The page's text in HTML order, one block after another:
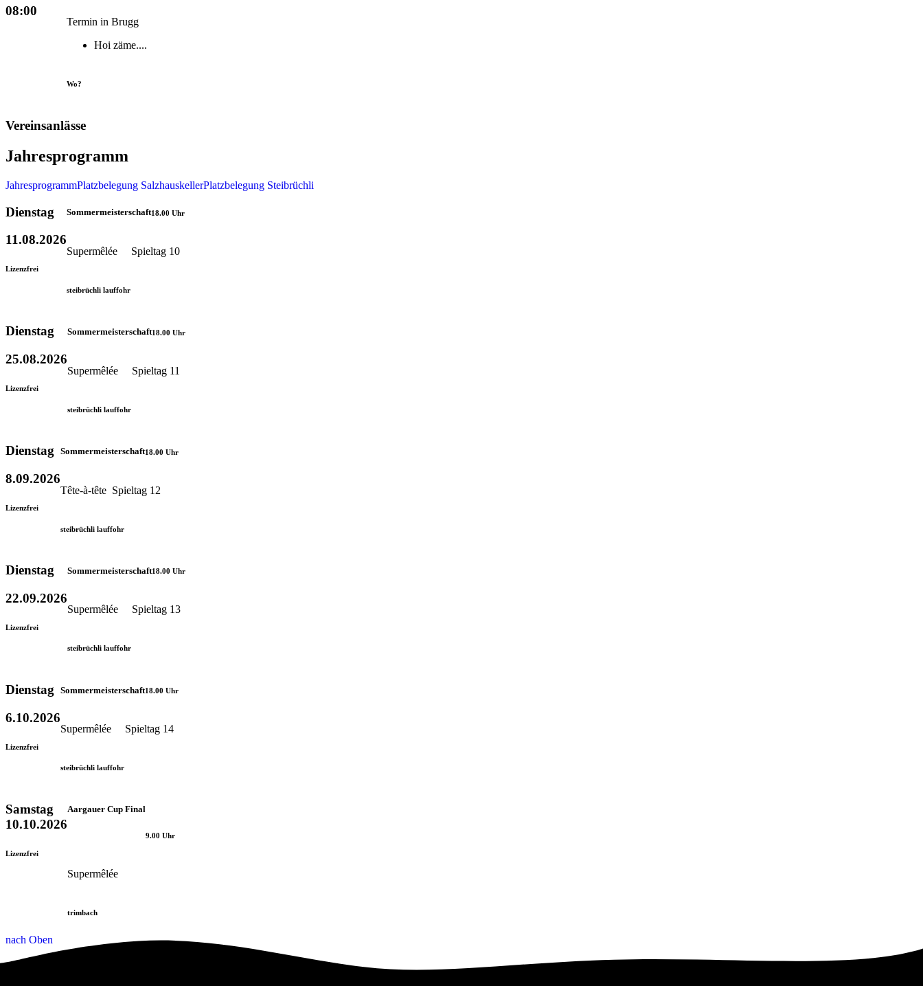
08:00
Termin in Brugg
Hoi zäme....
Wo?
Vereinsanlässe
Jahresprogramm
JahresprogrammPlatzbelegung SalzhauskellerPlatzbelegung Steibrüchli
Dienstag
11.08.2026
Lizenzfrei
Sommermeisterschaft18.00 Uhr
Supermêlée Spieltag 10
steibrüchli lauffohr
Dienstag
25.08.2026
Lizenzfrei
Sommermeisterschaft18.00 Uhr
Supermêlée Spieltag 11
steibrüchli lauffohr
Dienstag
8.09.2026
Lizenzfrei
Sommermeisterschaft18.00 Uhr
Tête-à-tête Spieltag 12
steibrüchli lauffohr
Dienstag
22.09.2026
Lizenzfrei
Sommermeisterschaft18.00 Uhr
Supermêlée Spieltag 13
steibrüchli lauffohr
Dienstag
6.10.2026
Lizenzfrei
Sommermeisterschaft18.00 Uhr
Supermêlée Spieltag 14
steibrüchli lauffohr
Samstag
10.10.2026
Lizenzfrei
Aargauer Cup Final
9.00 Uhr
Supermêlée
trimbach
nach Oben